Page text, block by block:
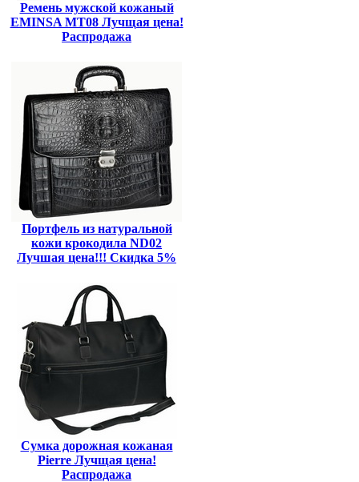
Ремень мужской кожаный
EMINSA MT08 Лучщая цена!
Распродажа
Портфель из натуральной
кожи крокодила ND02
Лучшая цена!!! Скидка 5%
Сумка дорожная кожаная
Pierre Лучщая цена!
Распродажа